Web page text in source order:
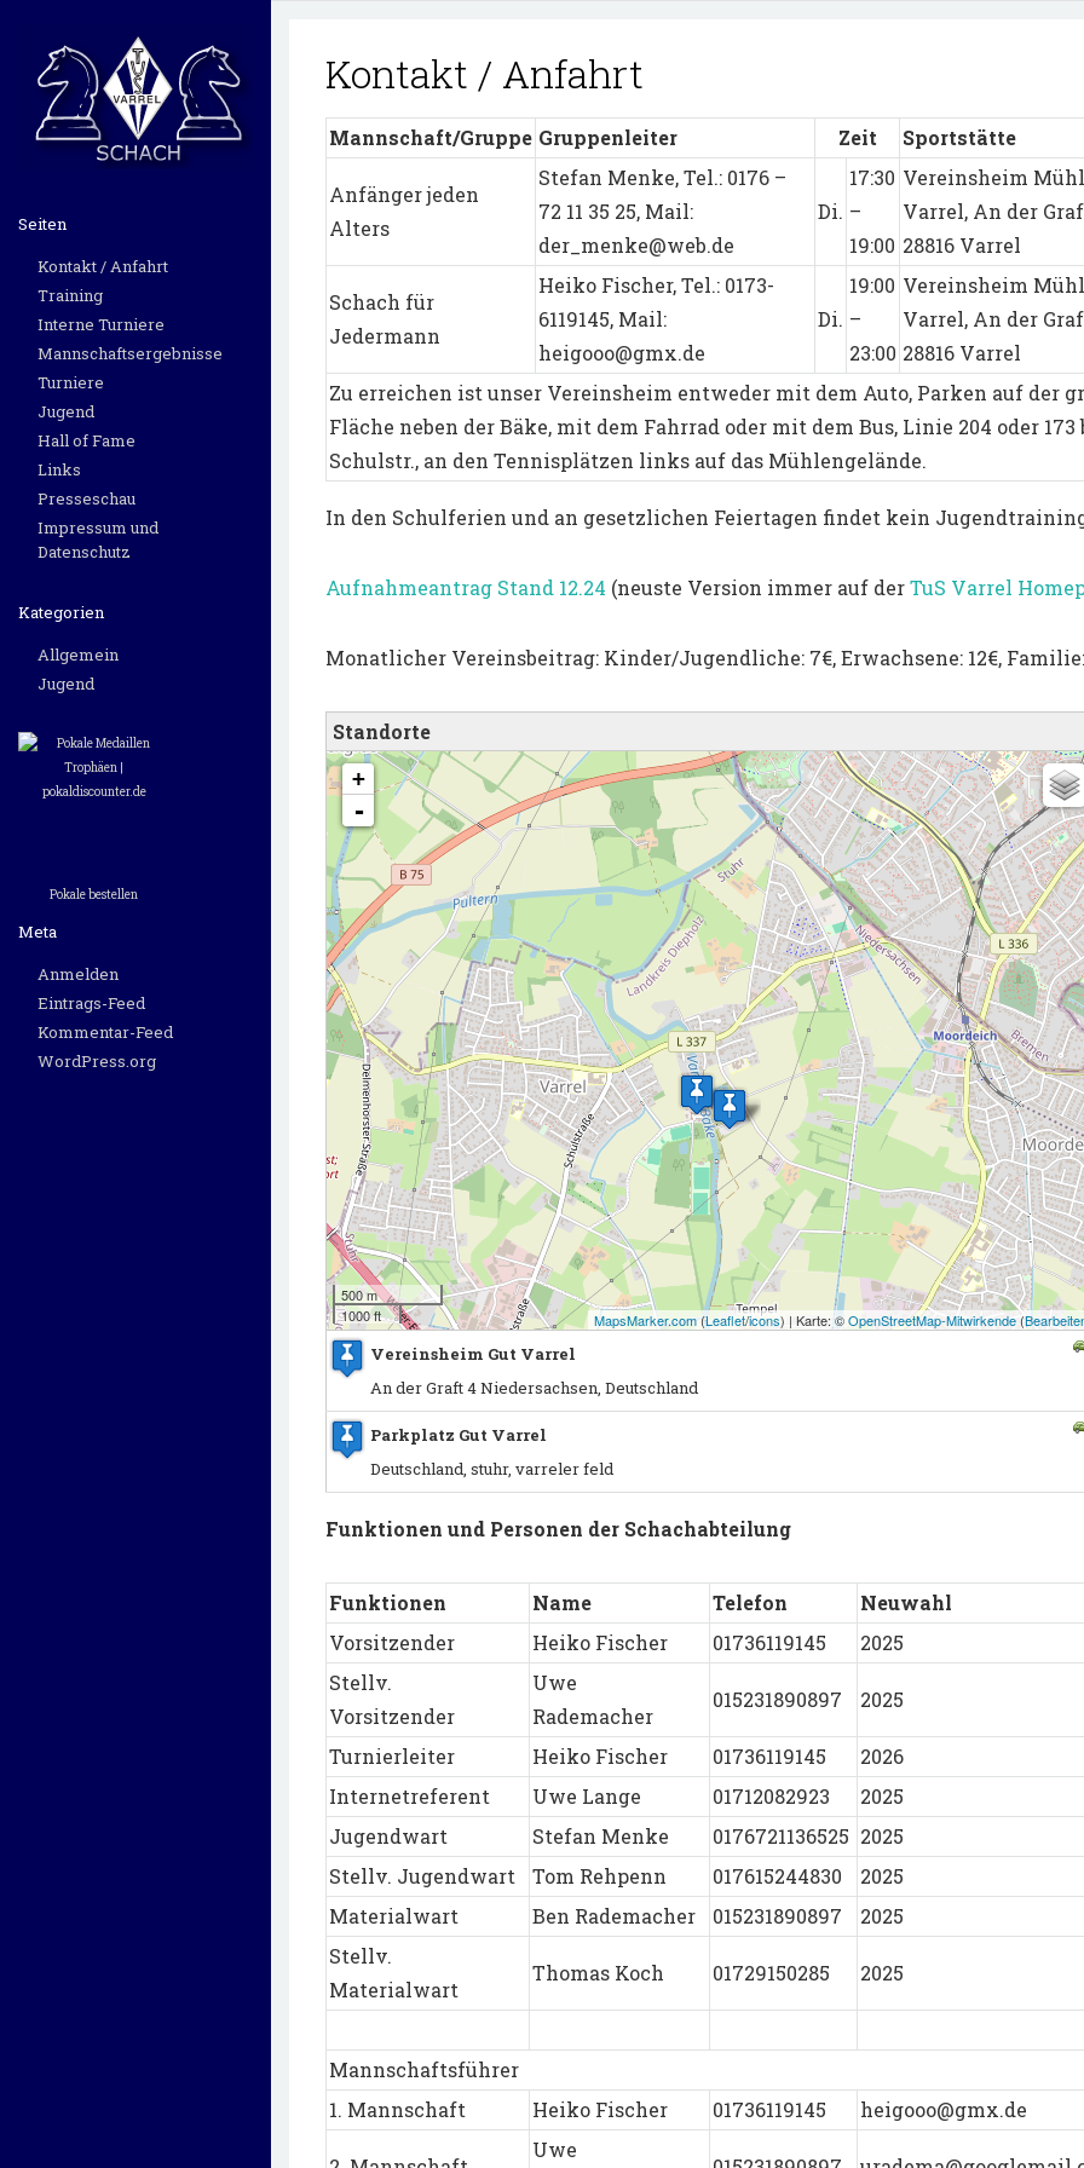
Seiten
Kontakt / Anfahrt
Training
Interne Turniere
Mannschaftsergebnisse
Turniere
Jugend
Hall of Fame
Links
Presseschau
Impressum und
Datenschutz
Kategorien
Allgemein
Jugend
Pokale bestellen
Meta
Anmelden
Eintrags-Feed
Kommentar-Feed
WordPress.org
Kontakt / Anfahrt
Mannschaft/Gruppe Gruppenleiter Zeit Sportstätte
Anfänger jeden
Alters
Stefan Menke, Tel.: 0176 –
72 11 35 25, Mail:
der_menke@web.de
Di.
17:30
–
19:00
Vereinsheim
Varrel, An der
28816 Varrel
Schach für
Jedermann
Heiko Fischer, Tel.: 0173-
6119145, Mail:
heigooo@gmx.de
Di.
19:00
–
23:00
Vereinsheim
Varrel, An der
28816 Varrel
Zu erreichen ist unser Vereinsheim entweder mit dem Auto, Parken auf der
Fläche neben der Bäke, mit dem Fahrrad oder mit dem Bus, Linie 204 oder 173
Schulstr., an den Tennisplätzen links auf das Mühlengelände.
In den Schulferien und an gesetzlichen Feiertagen findet kein
Aufnahmeantrag Stand 12.24 (neuste Version immer auf derTuS Varrel
Monatlicher Vereinsbeitrag: Kinder/Jugendliche: 7€, Erwachsene: 12€,
Standorte
Karte wird geladen - bitte warten...
+
-
500 m
1000 ft
MapsMarker.com(Leaflet/icons) | Karte: ©OpenStreetMap-Mitwirkende(
Vereinsheim Gut Varrel
An der Graft 4 Niedersachsen, Deutschland
Parkplatz Gut Varrel
Deutschland, stuhr, varreler feld
Funktionen und Personen der Schachabteilung
Funktionen Name Telefon
Neuwahl
Vorsitzender
Heiko Fischer 01736119145
2025
Stellv.
Vorsitzender
Uwe
Rademacher
015231890897 2025
Turnierleiter Heiko Fischer 01736119145
2026
Internetreferent
Uwe Lange 01712082923
2025
Jugendwart
Stefan Menke 0176721136525 2025
Stellv. Jugendwart
Tom Rehpenn 017615244830
2025
Materialwart
Ben Rademacher 015231890897
2025
Stellv.
Materialwart
Thomas Koch 01729150285 2025
Mannschaftsführer
1. Mannschaft
Heiko Fischer 01736119145 heigooo@gmx.de
Uwe